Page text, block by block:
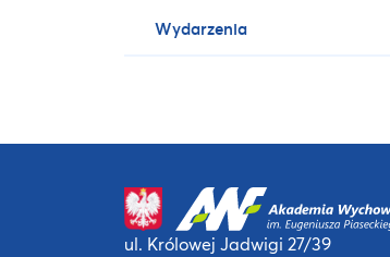
Wydarzenia
ul. Królowej Jadwigi 27/39